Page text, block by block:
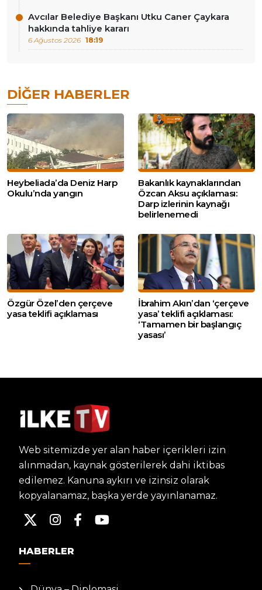
Avcılar Belediye Başkanı Utku Caner Çaykara
hakkında tahliye kararı
6 Ağustos 2026 18:19
DIĞER HABERLER
Heybeliada’da Deniz Harp
Okulu’nda yangın
Bakanlık kaynaklarından
Özcan Aksu açıklaması:
Darp izlerinin kaynağı
belirlenemedi
Özgür Özel’den çerçeve
yasa teklifi açıklaması
İbrahim Akın’dan ‘çerçeve
yasa’ teklifi açıklaması:
‘Tamamen bir başlangıç
yasası’
Web sitemizde yer alan haber içerikleri izin
alınmadan, kaynak gösterilerek dahi iktibas
edilemez. Kanuna aykırı ve izinsiz olarak
kopyalanamaz, başka yerde yayınlanamaz.
HABERLER